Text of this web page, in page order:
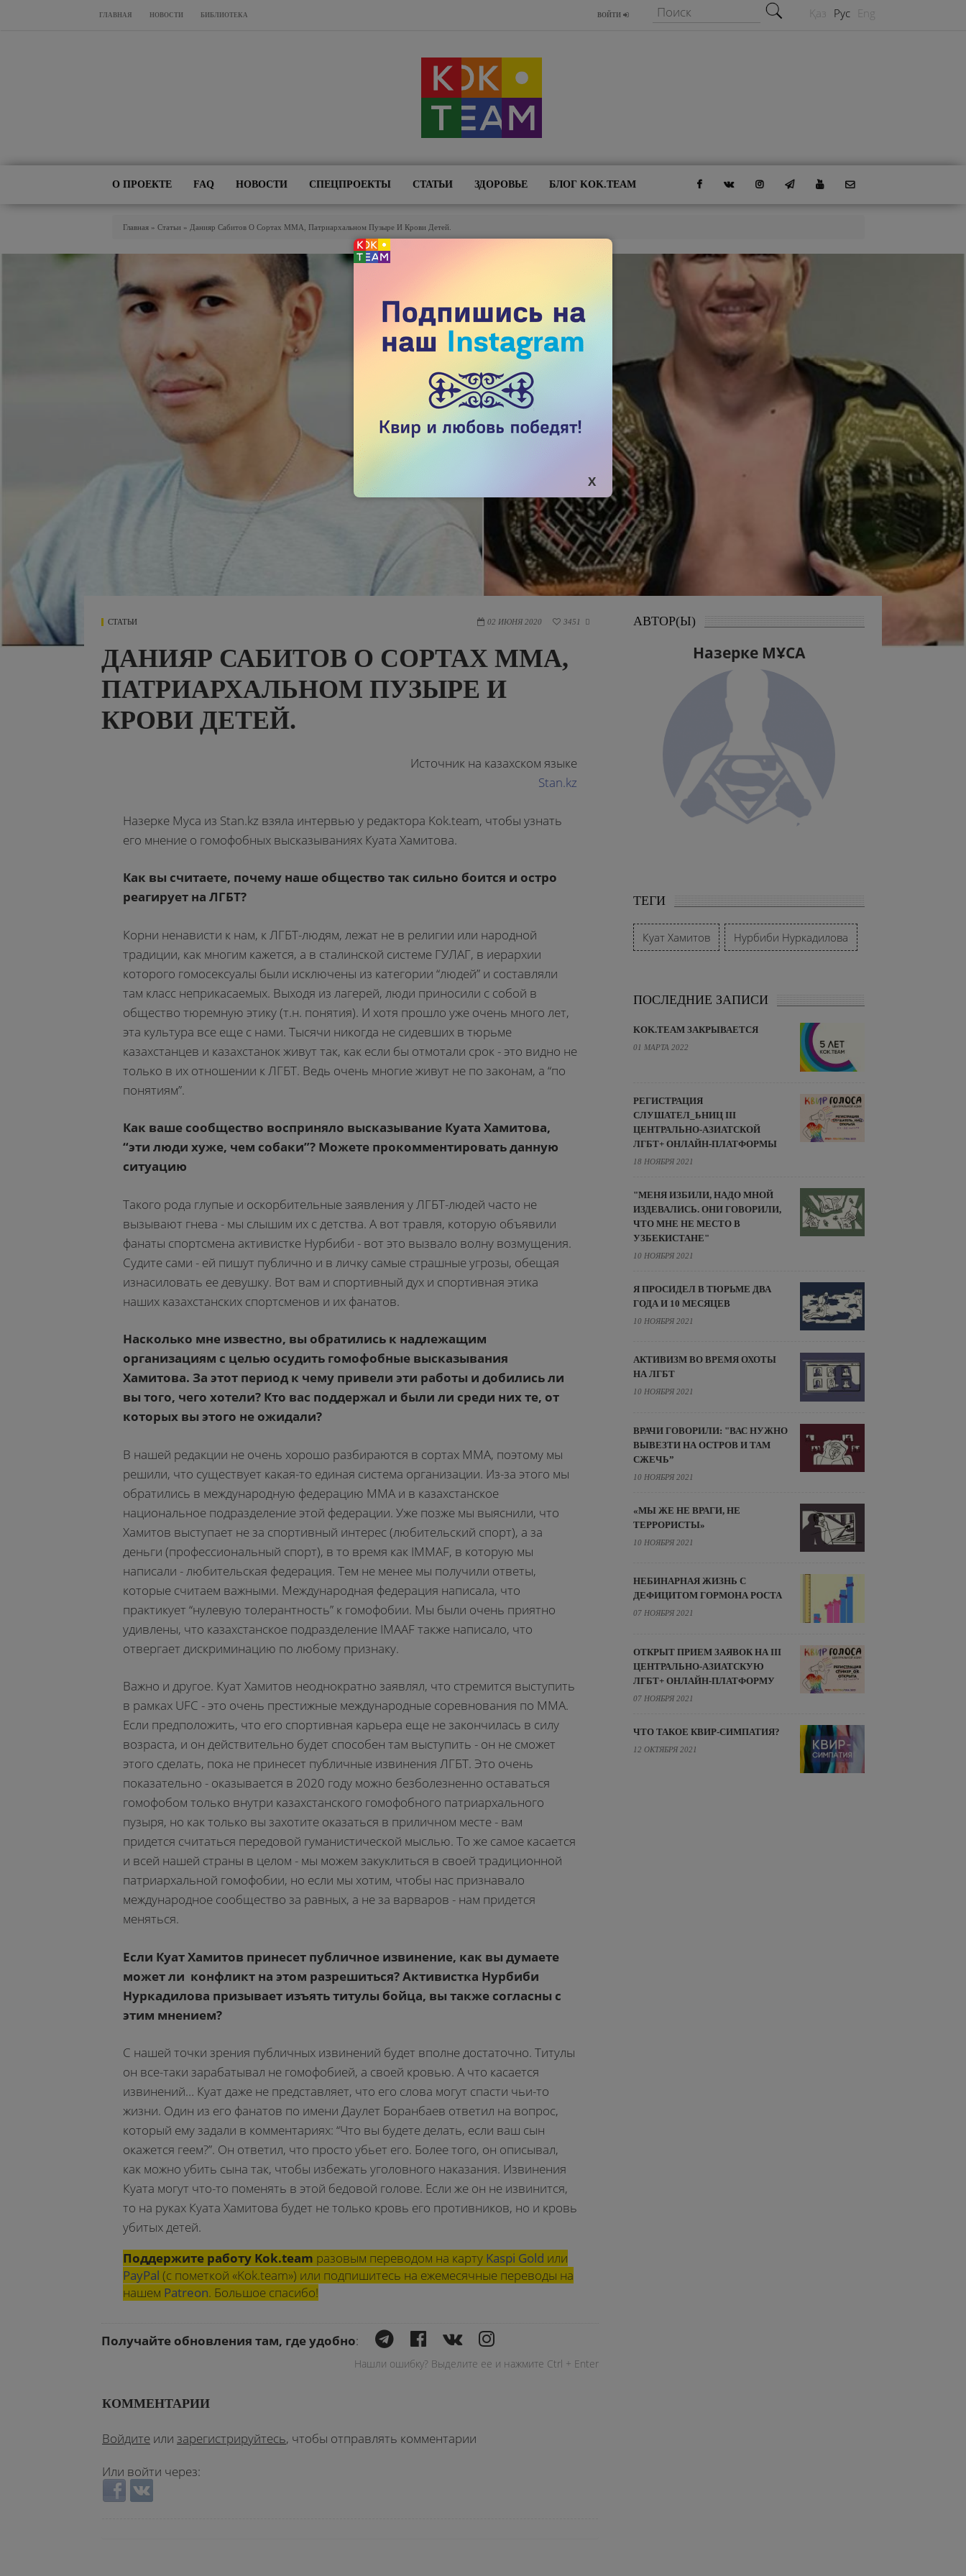
Перейти к основному содержанию
ГЛАВНАЯ НОВОСТИ БИБЛИОТЕКА ВОЙТИ
Форма поиска
Поиск Қаз Рус Eng
О ПРОЕКТЕ FAQ НОВОСТИ СПЕЦПРОЕКТЫ СТАТЬИ ЗДОРОВЬЕ БЛОГ KOK.TEAM
Главная » Статьи » Данияр Сабитов О Сортах MMA, Патриархальном Пузыре И Крови Детей.
СТАТЬИ 02 ИЮНЯ 2020 3451 
ДАНИЯР САБИТОВ О СОРТАХ MMA,
ПАТРИАРХАЛЬНОМ ПУЗЫРЕ И
КРОВИ ДЕТЕЙ.
Источник на казахском языке
Stan.kz
Назерке Муса из Stan.kz взяла интервью у редактора Kok.team, чтобы узнать
его мнение о гомофобных высказываниях Куата Хамитова.
Как вы считаете, почему наше общество так сильно боится и остро
реагирует на ЛГБТ?
Корни ненависти к нам, к ЛГБТ-людям, лежат не в религии или народной
традиции, как многим кажется, а в сталинской системе ГУЛАГ, в иерархии
которого гомосексуалы были исключены из категории “людей” и составляли
там класс неприкасаемых. Выходя из лагерей, люди приносили с собой в
общество тюремную этику (т.н. понятия). И хотя прошло уже очень много лет,
эта культура все еще с нами. Тысячи никогда не сидевших в тюрьме
казахстанцев и казахстанок живут так, как если бы отмотали срок - это видно не
только в их отношении к ЛГБТ. Ведь очень многие живут не по законам, а “по
понятиям”.
Как ваше сообщество восприняло высказывание Куата Хамитова,
“эти люди хуже, чем собаки”? Можете прокомментировать данную
ситуацию
Такого рода глупые и оскорбительные заявления у ЛГБТ-людей часто не
вызывают гнева - мы слышим их с детства. А вот травля, которую объявили
фанаты спортсмена активистке Нурбиби - вот это вызвало волну возмущения.
Судите сами - ей пишут публично и в личку самые страшные угрозы, обещая
изнасиловать ее девушку. Вот вам и спортивный дух и спортивная этика
наших казахстанских спортсменов и их фанатов.
Насколько мне известно, вы обратились к надлежащим
организациям с целью осудить гомофобные высказывания
Хамитова. За этот период к чему привели эти работы и добились ли
вы того, чего хотели? Кто вас поддержал и были ли среди них те, от
которых вы этого не ожидали?
В нашей редакции не очень хорошо разбираются в сортах ММА, поэтому мы
решили, что существует какая-то единая система организации. Из-за этого мы
обратились в международную федерацию ММА и в казахстанское
национальное подразделение этой федерации. Уже позже мы выяснили, что
Хамитов выступает не за спортивный интерес (любительский спорт), а за
деньги (профессиональный спорт), в то время как IMMAF, в которую мы
написали - любительская федерация. Тем не менее мы получили ответы,
которые считаем важными. Международная федерация написала, что
практикует “нулевую толерантность” к гомофобии. Мы были очень приятно
удивлены, что казахстанское подразделение IMAAF также написало, что
отвергает дискриминацию по любому признаку.
Важно и другое. Куат Хамитов неоднократно заявлял, что стремится выступить
в рамках UFC - это очень престижные международные соревнования по MMA.
Если предположить, что его спортивная карьера еще не закончилась в силу
возраста, и он действительно будет способен там выступить - он не сможет
этого сделать, пока не принесет публичные извинения ЛГБТ. Это очень
показательно - оказывается в 2020 году можно безболезненно оставаться
гомофобом только внутри казахстанского гомофобного патриархального
пузыря, но как только вы захотите оказаться в приличном месте - вам
придется считаться передовой гуманистической мыслью. То же самое касается
и всей нашей страны в целом - мы можем закуклиться в своей традиционной
патриархальной гомофобии, но если мы хотим, чтобы нас признавало
международное сообщество за равных, а не за варваров - нам придется
меняться.
Если Куат Хамитов принесет публичное извинение, как вы думаете
может ли конфликт на этом разрешиться? Активистка Нурбиби
Нуркадилова призывает изъять титулы бойца, вы также согласны с
этим мнением?
С нашей точки зрения публичных извинений будет вполне достаточно. Титулы
он все-таки зарабатывал не гомофобией, а своей кровью. А что касается
извинений… Куат даже не представляет, что его слова могут спасти чьи-то
жизни. Один из его фанатов по имени Даулет Боранбаев ответил на вопрос,
который ему задали в комментариях: “Что вы будете делать, если ваш сын
окажется геем?”. Он ответил, что просто убьет его. Более того, он описывал,
как можно убить сына так, чтобы избежать уголовного наказания. Извинения
Куата могут что-то поменять в этой бедовой голове. Если же он не извинится,
то на руках Куата Хамитова будет не только кровь его противников, но и кровь
убитых детей.
Поддержите работу Kok.team разовым переводом на карту Kaspi Gold или
PayPal (с пометкой «Kok.team») или подпишитесь на ежемесячные переводы на
нашем Patreon. Большое спасибо!
Получайте обновления там, где удобно:
Нашли ошибку? Выделите ее и нажмите Ctrl + Enter
КОММЕНТАРИИ
Войдите или зарегистрируйтесь, чтобы отправлять комментарии
Или войти через:
Login with Facebook
Login with ВКонтакте
АВТОР(Ы)
Назерке МҰСА
ТЕГИ
Куат Хамитов Нурбиби Нуркадилова
ПОСЛЕДНИЕ ЗАПИСИ
KOK.TEAM ЗАКРЫВАЕТСЯ
01 МАРТА 2022
РЕГИСТРАЦИЯ
СЛУШАТЕЛ_ЬНИЦ III
ЦЕНТРАЛЬНО-АЗИАТСКОЙ
ЛГБТ+ ОНЛАЙН-ПЛАТФОРМЫ
18 НОЯБРЯ 2021
"МЕНЯ ИЗБИЛИ, НАДО МНОЙ
ИЗДЕВАЛИСЬ. ОНИ ГОВОРИЛИ,
ЧТО МНЕ НЕ МЕСТО В
УЗБЕКИСТАНЕ"
10 НОЯБРЯ 2021
Я ПРОСИДЕЛ В ТЮРЬМЕ ДВА
ГОДА И 10 МЕСЯЦЕВ
10 НОЯБРЯ 2021
АКТИВИЗМ ВО ВРЕМЯ ОХОТЫ
НА ЛГБТ
10 НОЯБРЯ 2021
ВРАЧИ ГОВОРИЛИ: "ВАС НУЖНО
ВЫВЕЗТИ НА ОСТРОВ И ТАМ
СЖЕЧЬ”
10 НОЯБРЯ 2021
«МЫ ЖЕ НЕ ВРАГИ, НЕ
ТЕРРОРИСТЫ»
10 НОЯБРЯ 2021
НЕБИНАРНАЯ ЖИЗНЬ С
ДЕФИЦИТОМ ГОРМОНА РОСТА
07 НОЯБРЯ 2021
ОТКРЫТ ПРИЕМ ЗАЯВОК НА III
ЦЕНТРАЛЬНО-АЗИАТСКУЮ
ЛГБТ+ ОНЛАЙН-ПЛАТФОРМУ
07 НОЯБРЯ 2021
ЧТО ТАКОЕ КВИР-СИМПАТИЯ?
12 ОКТЯБРЯ 2021